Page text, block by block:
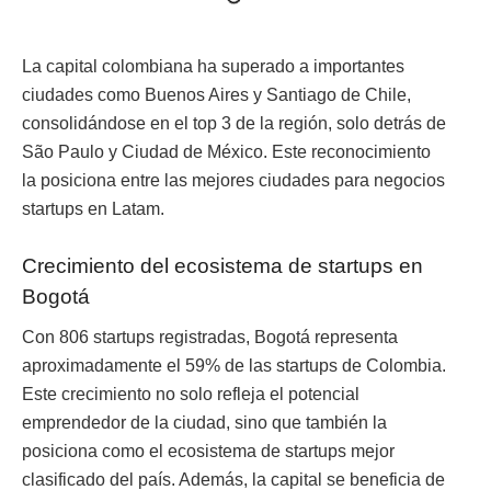
La capital colombiana ha superado a importantes
ciudades como Buenos Aires y Santiago de Chile,
consolidándose en el top 3 de la región, solo detrás de
São Paulo y Ciudad de México. Este reconocimiento
la posiciona entre las mejores ciudades para negocios
startups en Latam.
Crecimiento del ecosistema de startups en
Bogotá
Con 806 startups registradas, Bogotá representa
aproximadamente el 59% de las startups de Colombia.
Este crecimiento no solo refleja el potencial
emprendedor de la ciudad, sino que también la
posiciona como el ecosistema de startups mejor
clasificado del país. Además, la capital se beneficia de